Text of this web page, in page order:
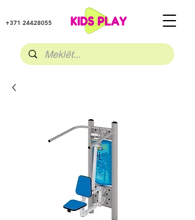
+371 24428055